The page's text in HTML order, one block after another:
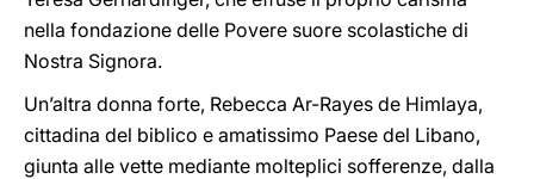
nella fondazione delle Povere suore scolastiche di
Nostra Signora.
Un’altra donna forte, Rebecca Ar-Rayes de Himlaya,
cittadina del biblico e amatissimo Paese del Libano,
giunta alle vette mediante molteplici sofferenze, dalla